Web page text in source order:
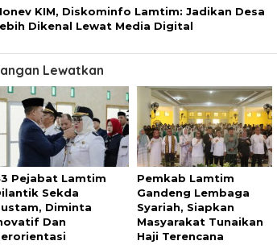
KIM, Diskominfo Lamtim: Jadikan Desa
Dikenal Lewat Media Digital
Lewatkan
Pejabat Lamtim
Sekda
Diminta
Dan
Pemkab Lamtim
Gandeng Lembaga
Syariah, Siapkan
Masyarakat Tunaikan
Haji Terencana